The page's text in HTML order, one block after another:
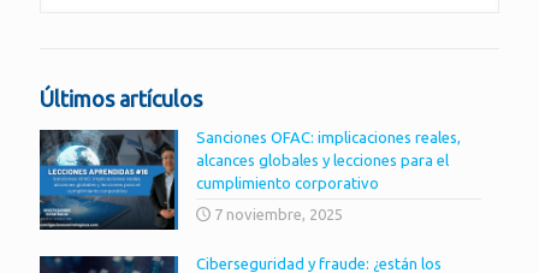
Últimos artículos
Sanciones OFAC: implicaciones reales,
alcances globales y lecciones para el
cumplimiento corporativo
7 noviembre, 2025
Ciberseguridad y fraude: ¿están los